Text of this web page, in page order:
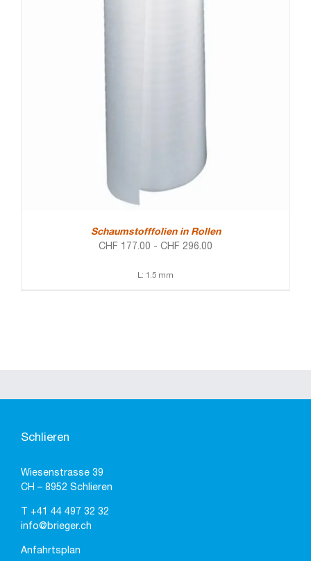
Schaumstofffolien in Rollen
CHF 177.00 - CHF 296.00
L: 1.5 mm
Schlieren
Wiesenstrasse 39
CH – 8952 Schlieren
+41 44 497 32 32
info@brieger.ch
Anfahrtsplan